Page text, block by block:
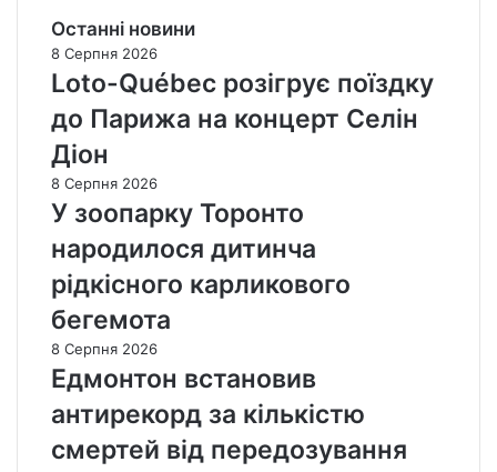
Останні новини
8 Серпня 2026
Loto-Québec розігрує поїздку
до Парижа на концерт Селін
Діон
8 Серпня 2026
У зоопарку Торонто
народилося дитинча
рідкісного карликового
бегемота
8 Серпня 2026
Едмонтон встановив
антирекорд за кількістю
смертей від передозування